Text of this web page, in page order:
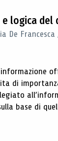
e logica del
De
di
base di